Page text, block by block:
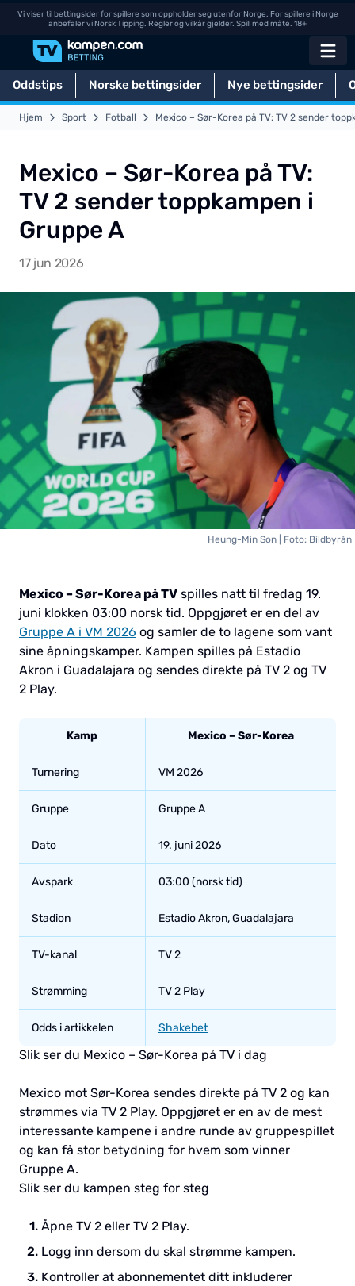
Vi viser til bettingsider for spillere som oppholder seg utenfor Norge. For spillere i Norge
anbefaler vi Norsk Tipping. Regler og vilkår gjelder. Spill med måte. 18+
Oddstips Norske bettingsider Nye bettingsider
Hjem Sport Fotball Mexico – Sør-Korea på TV: TV 2 sender
Mexico – Sør-Korea på TV:
TV 2 sender toppkampen i
Gruppe A
17 jun 2026
Heung-Min Son | Foto: Bildbyrån
Mexico – Sør-Korea på TV spilles natt til fredag 19.
juni klokken 03:00 norsk tid. Oppgjøret er en del av
Gruppe A i VM 2026 og samler de to lagene som vant
sine åpningskamper. Kampen spilles på Estadio
Akron i Guadalajara og sendes direkte på TV 2 og TV
2 Play.
Kamp Mexico – Sør-Korea
Turnering VM 2026
Gruppe Gruppe A
Dato 19. juni 2026
Avspark 03:00 (norsk tid)
Stadion Estadio Akron, Guadalajara
TV-kanal TV 2
Strømming TV 2 Play
Odds i artikkelen Shakebet
Slik ser du Mexico – Sør-Korea på TV i dag
Mexico mot Sør-Korea sendes direkte på TV 2 og kan
strømmes via TV 2 Play. Oppgjøret er en av de mest
interessante kampene i andre runde av gruppespillet
og kan få stor betydning for hvem som vinner
Gruppe A.
Slik ser du kampen steg for steg
Åpne TV 2 eller TV 2 Play.
Logg inn dersom du skal strømme kampen.
Kontroller at abonnementet ditt inkluderer